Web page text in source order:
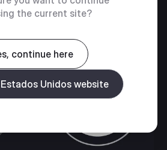
the current site?
continue here
Unidos website